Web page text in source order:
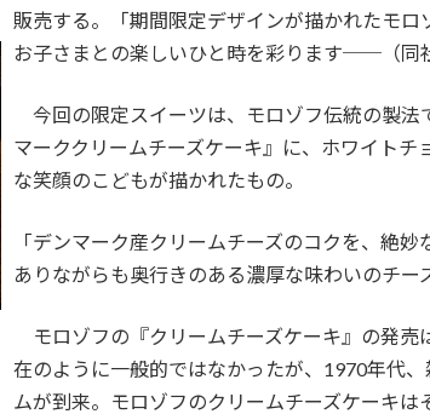
販売する。「期間限定デザインが描かれたモ
お子さまとの楽しいひと時を彩ります──（同
今回の限定スイーツは、モロゾフ伝統の製法
マーククリームチーズケーキ』に、ホワイト
な笑顔のこどもが描かれたもの。
「デンマーク産クリームチーズのコクを、絶
ありながらも奥行きのある濃厚な味わいのチ
モロゾフの『クリームチーズケーキ』の発売
在のように一般的ではなかったが、1970年代
ムが到来。モロゾフのクリームチーズケーキ